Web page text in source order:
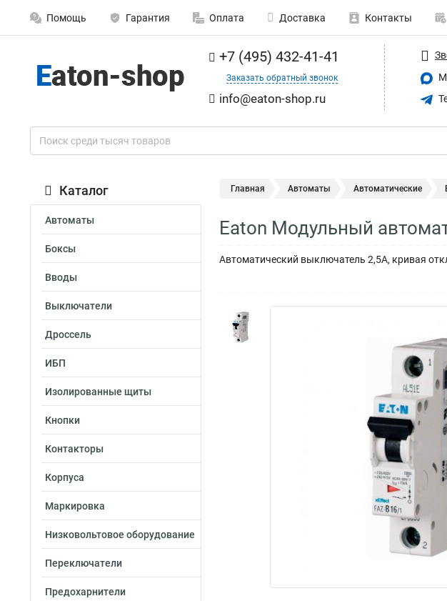
Помощь Гарантия Оплата Доставка Контакты
+7 (495) 432-41-41
Заказать обратный звонок
info@eaton-shop.ru
Каталог
Автоматы
Боксы
Вводы
Выключатели
Дроссель
ИБП
Изолированные щиты
Кнопки
Контакторы
Корпуса
Маркировка
Низковольтовое оборудование
Переключатели
Предохарнители
Главная Автоматы Автоматические
Eaton Модульный
Автоматический выключатель 2,5А, кривая